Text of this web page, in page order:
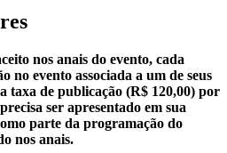
nos anais do evento, cada
no evento associada a um de seus
taxa de publicação (R$ 120,00) por
ser apresentado em sua
parte da programação do
nos anais.